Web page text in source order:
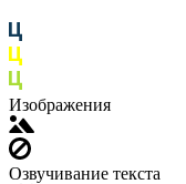
Изображения
Озвучивание текста